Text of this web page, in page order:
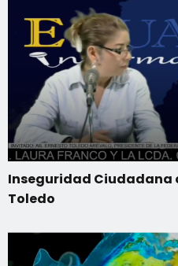
Inseguridad Ciudadana
Toledo